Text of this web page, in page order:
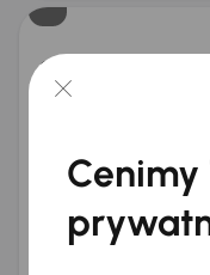
Opel Crossland
2018
Miesięczna rata
Najniższa cena z 30
Cenimy